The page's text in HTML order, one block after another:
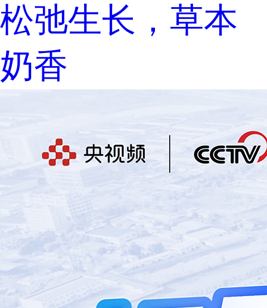
松弛生长，草本
奶香